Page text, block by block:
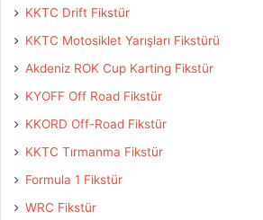
KKTC Drift Fikstür
KKTC Motosiklet Yarışları Fikstürü
Akdeniz ROK Cup Karting Fikstür
KYOFF Off Road Fikstür
KKORD Off-Road Fikstür
KKTC Tırmanma Fikstür
Formula 1 Fikstür
WRC Fikstür